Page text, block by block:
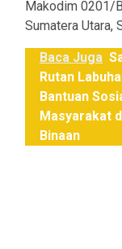
Makodim 0201/
Sumatera Utara,
Baca Juga
Rutan
Bantuan
Masyarakat
Binaan